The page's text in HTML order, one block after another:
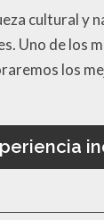
cultural y
Uno de los
los